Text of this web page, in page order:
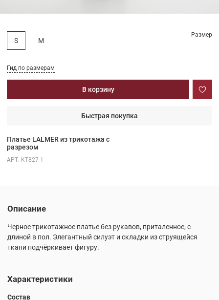
Платье LALMER из трикотажа с
разрезом
АРТ. KT827-1
Гид по размерам
В корзину
Быстрая покупка
Размер
S M
Описание
Черное трикотажное платье без рукавов, приталенное, с
длиной в пол. Элегантный силуэт и складки из струящейся
ткани подчёркивает фигуру.
Характеристики
Состав